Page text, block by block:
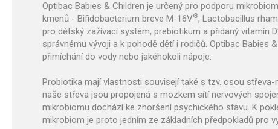
Optibac Babies & Children je určený pro podporu
kmenů - Bifidobacterium breve M-16V®, Lactobacillus
pro dětský zažívací systém, prebiotikum a přidaný vitamín
správnému vývoji a k pohodě dětí i rodičů. Optibac Babies
přimíchání do vody nebo jakéhokoli nápoje.
Probiotika mají vlastnosti souvisejí také s tzv. osou
naše střeva jsou propojená s mozkem sítí nervových
mikrobiomu dochází ke zhoršení psychického stavu. K
mikrobiom je proto jedním ze základních předpokladů pro